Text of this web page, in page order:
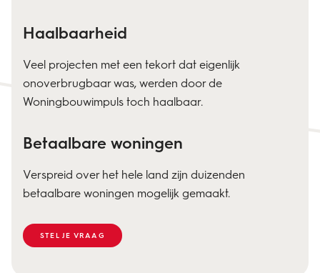
Haalbaarheid
Veel projecten met een tekort dat eigenlijk
onoverbrugbaar was, werden door de
Woningbouwimpuls toch haalbaar.
Betaalbare woningen
Verspreid over het hele land zijn duizenden
betaalbare woningen mogelijk gemaakt.
STEL JE VRAAG